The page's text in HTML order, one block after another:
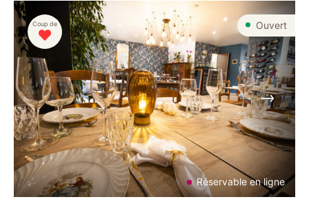
Ouvert
Réservable en ligne
Coup de
Suivant